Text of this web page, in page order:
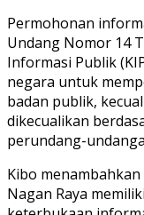
Permohonan
Undang Nomor 14
Informasi Publik
negara untuk
badan publik,
dikecualikan
perundang-
Kibo
Nagan Raya